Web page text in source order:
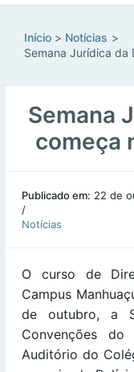
Início
Notícias
Semana Jurídica
Semana
começa
Publicado em: 22 de
/
Notícias
O curso de
Campus
de outubro, a
Convenções
Auditório do